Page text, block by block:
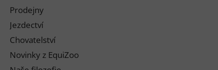
Prodejny
Jezdectví
Chovatelství
Novinky z EquiZoo